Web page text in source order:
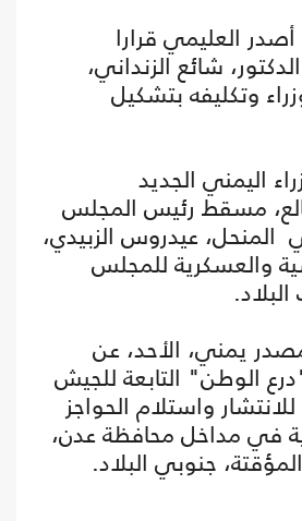
العليمي قرارا
شائع الزنداني،
وتكليفه بتشكيل
اليمني الجديد
مسقط رئيس المجلس
المنحل، عيدروس الزبيدي،
والعسكرية للمجلس
يمني، الأحد، عن
الوطن" التابعة للجيش
واستلام الحواجز
في مداخل محافظة عدن،
جنوبي البلاد.